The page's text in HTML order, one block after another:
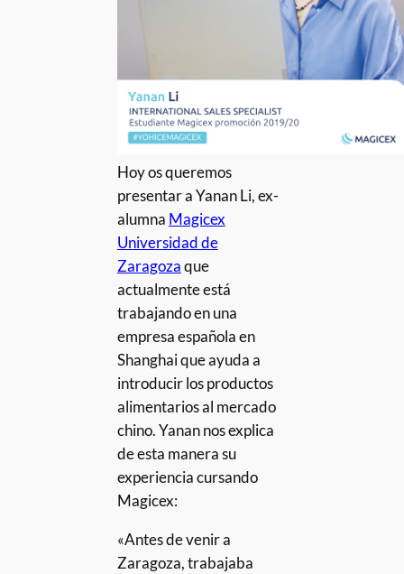
Hoy os queremos
presentar a Yanan Li, ex-
alumna Magicex
Universidad de
Zaragozaque
actualmente está
trabajando en una
empresa española en
Shanghai que ayuda a
introducir los productos
alimentarios al mercado
chino. Yanan nos explica
de esta manera su
experiencia cursando
Magicex:
«Antes de venir a
Zaragoza, trabajaba